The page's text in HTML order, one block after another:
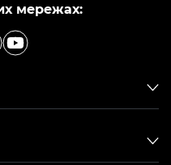
мережах: